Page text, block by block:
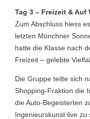
Tag 3 – Freizeit & Auf
Zum Abschluss hiess
letzten Münchner
hatte die Klasse nach
Freizeit – gelebte
Die Gruppe teilte sich
Shopping-Fraktion die
die Auto-Begeisterten
Ingenieurskunst live